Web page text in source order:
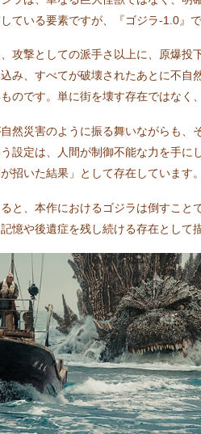
ている要素ですが、『ゴジラ-1.0』
攻撃としての派手さ以上に、原爆
み、すべてが破壊されたあとに不
のです。単に街を壊す存在ではな
然災害のように振る舞いながらも
設定は、人間が制御不能な力を手
招いた結果」として存在しています
と、本作におけるゴジラは倒すこ
憶や後遺症を残し続ける存在として